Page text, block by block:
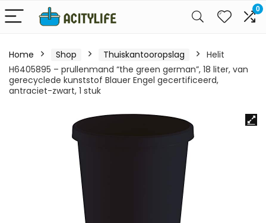
0
Home Shop Thuiskantooropslag
Helit
H6405895 – prullenmand “the green german”, 18 liter, van
gerecyclede kunststof Blauer Engel gecertificeerd,
antraciet-zwart, 1 stuk